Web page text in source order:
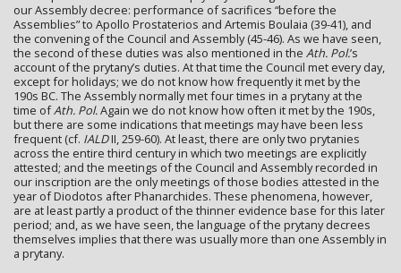
our Assembly decree: performance of sacrifices “before the
Assemblies” to Apollo Prostaterios and Artemis Boulaia (39-41), and
the convening of the Council and Assembly (45-46). As we have seen,
the second of these duties was also mentioned in the Ath. Pol.’s
account of the prytany’s duties. At that time the Council met every day,
except for holidays; we do not know how frequently it met by the
190s BC. The Assembly normally met four times in a prytany at the
time ofAth. Pol.Again we do not know how often it met by the 190s,
but there are some indications that meetings may have been less
frequent (cf. IALDII, 259-60). At least, there are only two prytanies
across the entire third century in which two meetings are explicitly
attested; and the meetings of the Council and Assembly recorded in
our inscription are the only meetings of those bodies attested in the
year of Diodotos after Phanarchides. These phenomena, however,
are at least partly a product of the thinner evidence base for this later
period; and, as we have seen, the language of the prytany decrees
themselves implies that there was usually more than one Assembly in
a prytany.